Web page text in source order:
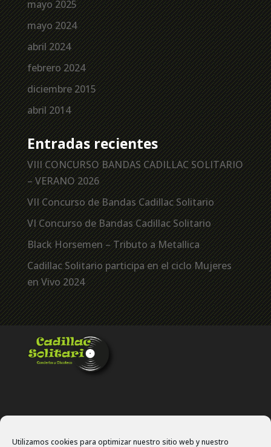
Utilizamos cookies para optimizar nuestro sitio web y nuestro
mayo 2025
mayo 2024
abril 2024
febrero 2024
diciembre 2015
abril 2014
Entradas recientes
VIII CONCURSO BANDAS CADILLAC SOLITARIO
– VERANO 2026
VII Concurso de Bandas Cadillac Solitario
VI Concurso de Bandas Cadillac Solitario
Black Horsemen – Tributo a Metallica
Cadillac Solitario participa en el ciclo Mujeres
en Vivo 2024